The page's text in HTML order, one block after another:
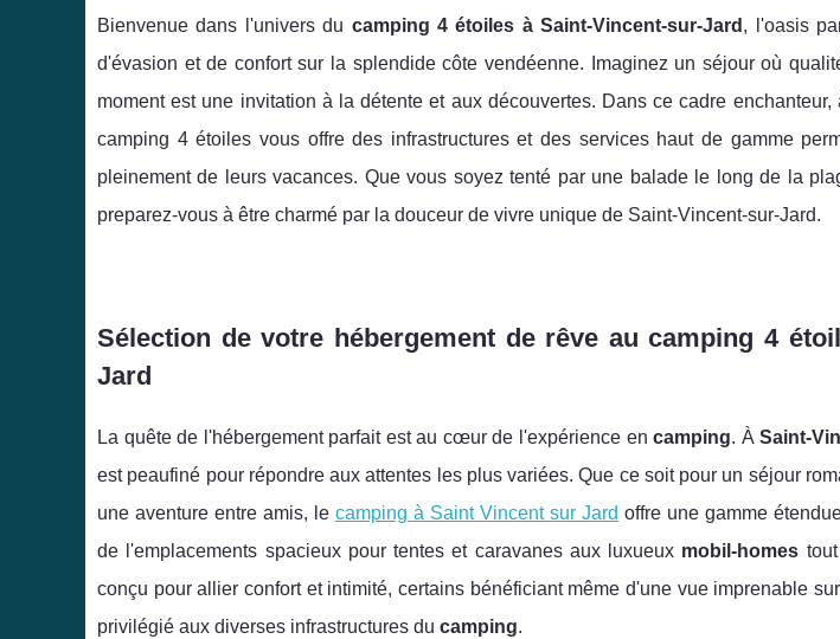
Bienvenue dans l'univers du camping 4 étoiles à Saint-Vincent-sur-Jard , l'oasis
d'évasion et de confort sur la splendide côte vendéenne. Imaginez un séjour où
moment est une invitation à la détente et aux découvertes. Dans ce cadre
camping 4 étoiles vous offre des infrastructures et des services haut de gamme
pleinement de leurs vacances. Que vous soyez tenté par une balade le long de la
preparez-vous à être charmé par la douceur de vivre unique de Saint-Vincent-sur-Jard.
Sélection de votre hébergement de rêve au camping 4
Jard
La quête de l'hébergement parfait est au cœur de l'expérience encamping. ÀSaint-
est peaufiné pour répondre aux attentes les plus variées. Que ce soit pour un séjour
une aventure entre amis, le camping à Saint Vincent sur Jard offre une gamme
de l'emplacements spacieux pour tentes et caravanes aux luxueux mobil-homes
conçu pour allier confort et intimité, certains bénéficiant même d'une vue imprenable
privilégié aux diverses infrastructures du camping.